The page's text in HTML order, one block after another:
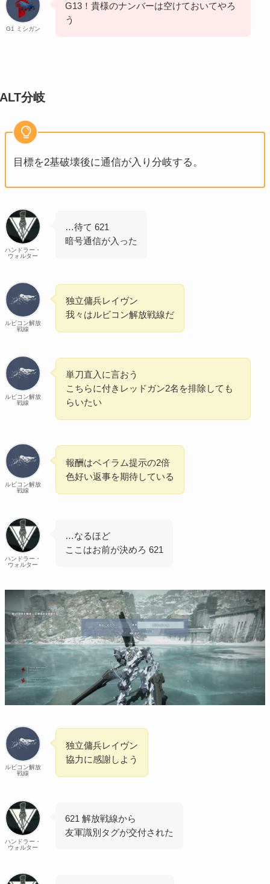
G1 ミシガン
G13！貴様のナンバーは空けておいてやろ
う
ALT分岐
目標を2基破壊後に通信が入り分岐する。
ハンドラー・
ウォルター
…待て 621
暗号通信が入った
ルビコン解放
戦線
独立傭兵レイヴン
我々はルビコン解放戦線だ
ルビコン解放
戦線
単刀直入に言おう
こちらに付きレッドガン2名を排除しても
らいたい
ルビコン解放
戦線
報酬はベイラム提示の2倍
色好い返事を期待している
ハンドラー・
ウォルター
…なるほど
ここはお前が決めろ 621
ルビコン解放
戦線
独立傭兵レイヴン
協力に感謝しよう
ハンドラー・
ウォルター
621 解放戦線から
友軍識別タグが交付された